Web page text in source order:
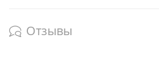
Отзывы